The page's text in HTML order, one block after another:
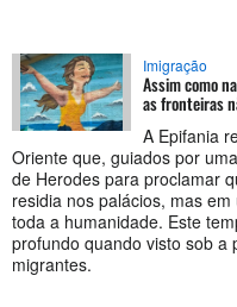
Imigração
Assim como
as fronteiras
A Epifania
Oriente que, guiados por
de Herodes para proclamar
residia nos palácios, mas
toda a humanidade. Este
profundo quando visto sob a
migrantes.